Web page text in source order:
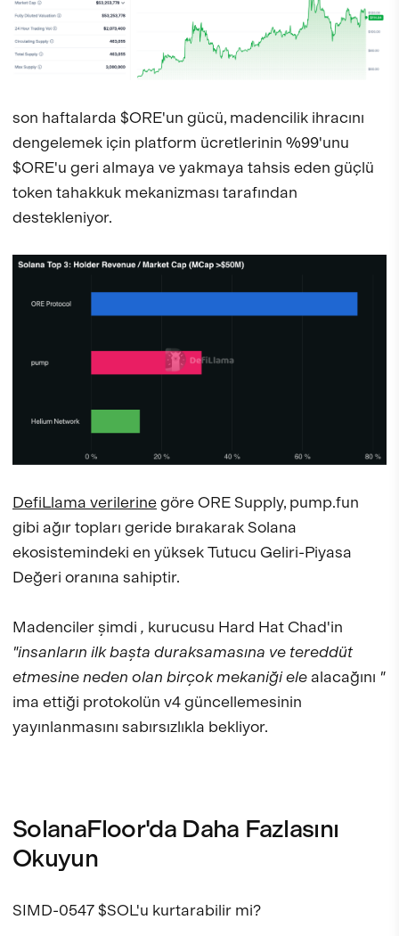
son haftalarda $ORE'un gücü, madencilik ihracını
dengelemek için platform ücretlerinin %99'unu
$ORE'u geri almaya ve yakmaya tahsis eden güçlü
token tahakkuk mekanizması tarafından
destekleniyor.
DefiLlama verilerinegöre ORE Supply, pump.fun
gibi ağır topları geride bırakarak Solana
ekosistemindeki en yüksek Tutucu Geliri-Piyasa
Değeri oranına sahiptir.
Madenciler şimdi , kurucusu Hard Hat Chad'in
"insanların ilk başta duraksamasına ve tereddüt
etmesine neden olan birçok mekaniği elealacağını "
ima ettiği protokolün v4 güncellemesinin
yayınlanmasını sabırsızlıkla bekliyor.
SolanaFloor'da Daha Fazlasını
Okuyun
SIMD-0547 $SOL'u kurtarabilir mi?